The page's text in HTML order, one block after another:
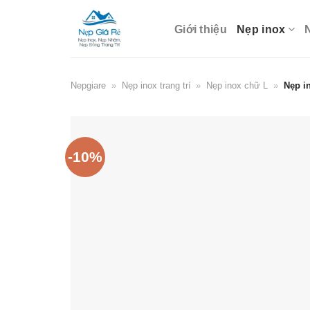
Giới thiệu Nẹp inox
Nepgiare » Nẹp inox trang trí » Nẹp inox chữ L » Nẹp
-10%